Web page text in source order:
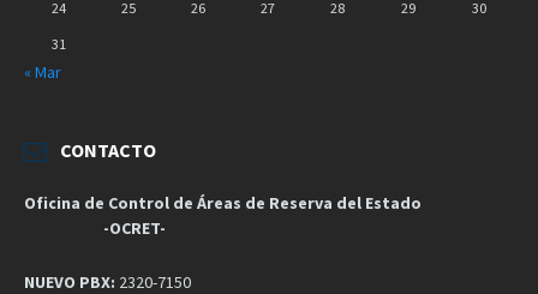
24
25 26 27 28 29
30
31
« Mar
CONTACTO
Oficina de Control de Áreas de Reserva del Estado
-OCRET-
NUEVO PBX: 2320-7150